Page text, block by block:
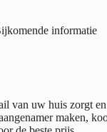
informatie
van uw huis zorgt
maken,